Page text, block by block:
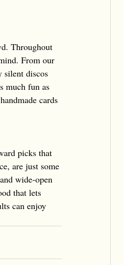
Throughout
From our
silent discos
much fun as
cards
picks that
are just some
wide-open
that lets
can enjoy